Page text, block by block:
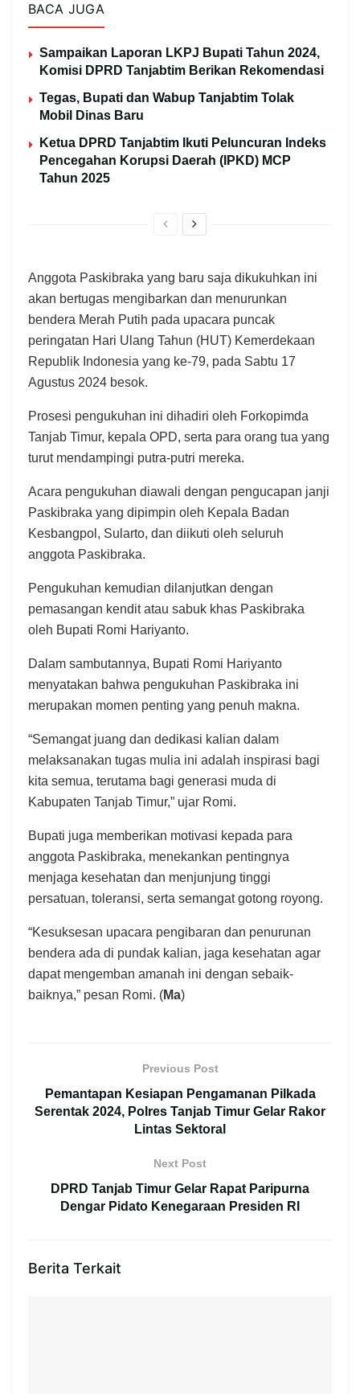
BACA JUGA
Sampaikan Laporan LKPJ Bupati Tahun 2024,
Komisi DPRD Tanjabtim Berikan Rekomendasi
Tegas, Bupati dan Wabup Tanjabtim Tolak
Mobil Dinas Baru
Ketua DPRD Tanjabtim Ikuti Peluncuran Indeks
Pencegahan Korupsi Daerah (IPKD) MCP
Tahun 2025
Anggota Paskibraka yang baru saja dikukuhkan ini
akan bertugas mengibarkan dan menurunkan
bendera Merah Putih pada upacara puncak
peringatan Hari Ulang Tahun (HUT) Kemerdekaan
Republik Indonesia yang ke-79, pada Sabtu 17
Agustus 2024 besok.
Prosesi pengukuhan ini dihadiri oleh Forkopimda
Tanjab Timur, kepala OPD, serta para orang tua yang
turut mendampingi putra-putri mereka.
Acara pengukuhan diawali dengan pengucapan janji
Paskibraka yang dipimpin oleh Kepala Badan
Kesbangpol, Sularto, dan diikuti oleh seluruh
anggota Paskibraka.
Pengukuhan kemudian dilanjutkan dengan
pemasangan kendit atau sabuk khas Paskibraka
oleh Bupati Romi Hariyanto.
Dalam sambutannya, Bupati Romi Hariyanto
menyatakan bahwa pengukuhan Paskibraka ini
merupakan momen penting yang penuh makna.
“Semangat juang dan dedikasi kalian dalam
melaksanakan tugas mulia ini adalah inspirasi bagi
kita semua, terutama bagi generasi muda di
Kabupaten Tanjab Timur,” ujar Romi.
Bupati juga memberikan motivasi kepada para
anggota Paskibraka, menekankan pentingnya
menjaga kesehatan dan menjunjung tinggi
persatuan, toleransi, serta semangat gotong royong.
“Kesuksesan upacara pengibaran dan penurunan
bendera ada di pundak kalian, jaga kesehatan agar
dapat mengemban amanah ini dengan sebaik-
baiknya,” pesan Romi. (Ma)
Previous Post
Pemantapan Kesiapan Pengamanan Pilkada
Serentak 2024, Polres Tanjab Timur Gelar Rakor
Lintas Sektoral
Next Post
DPRD Tanjab Timur Gelar Rapat Paripurna
Dengar Pidato Kenegaraan Presiden RI
Berita Terkait